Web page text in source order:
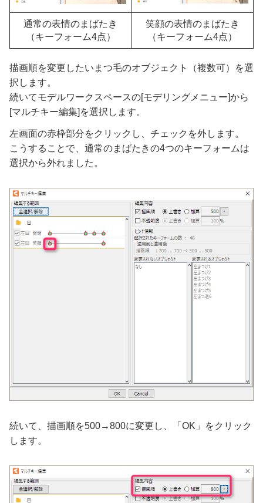
通常の表情のまばたき
（キーフォーム4点）
笑顔の表情のまばたき
（キーフォーム4点）
描画順を変更したいまつ毛のオブジェクト（複数可）を選
択します。
続いてモデルワークスペースの[モデリングメニュー]から
[マルチキー編集]を選択します。
左画面の赤枠部分をクリックし、チェックを外します。
こうすることで、通常のまばたきの4つのキーフォームは
選択から外れました。
続いて、描画順を500→800に変更し、「OK」をクリック
します。